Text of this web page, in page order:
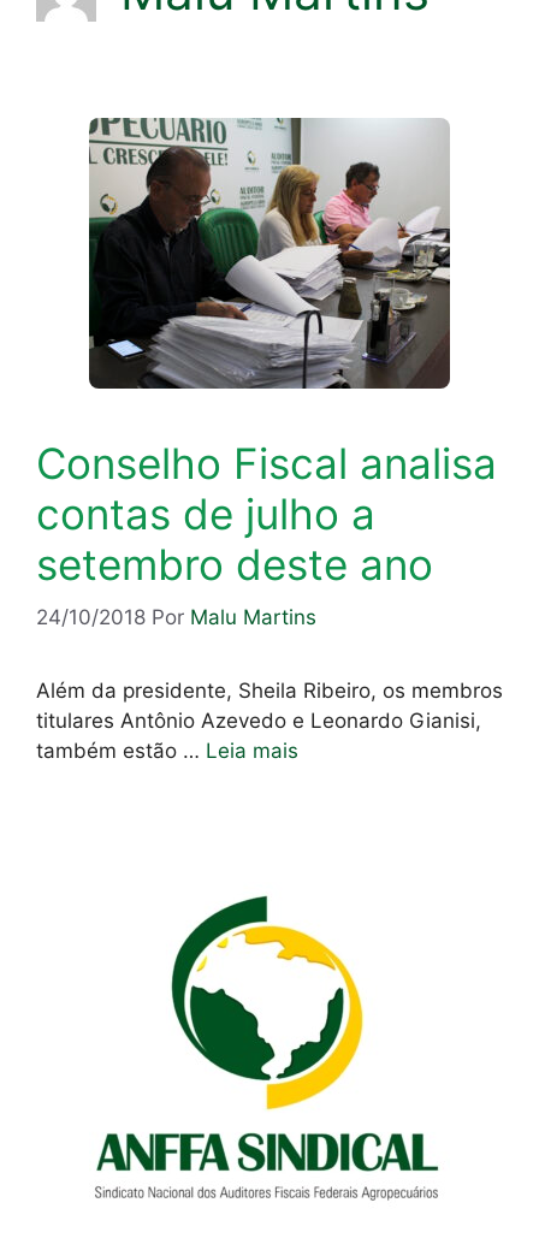
Conselho Fiscal analisa
contas de julho a
setembro deste ano
24/10/2018 Por Malu Martins
Além da presidente, Sheila Ribeiro, os membros
titulares Antônio Azevedo e Leonardo Gianisi,
também estão … Leia mais